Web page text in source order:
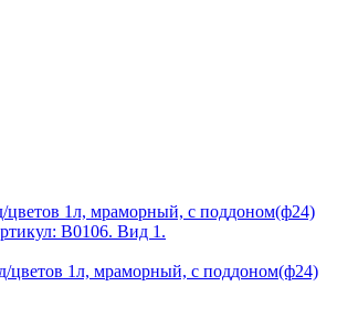
1л, мраморный, с поддоном(ф24)